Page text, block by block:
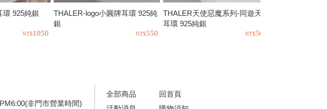
環 925純銀
1050
THALER-logo小圓牌耳環 925純
銀
550
THALER天使惡魔系列-同遊天際
耳環 925純銀
500
非門市營業時間)
全部商品
回首頁